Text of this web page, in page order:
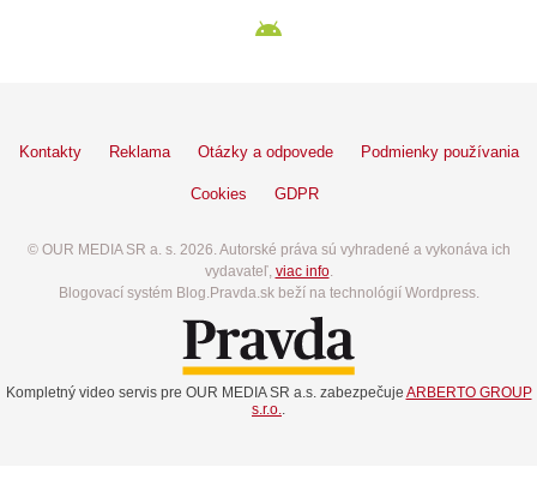
Kontakty Reklama Otázky a odpovede Podmienky používania
Cookies GDPR
© OUR MEDIA SR a. s. 2026. Autorské práva sú vyhradené a vykonáva ich
vydavateľ, viac info.
Blogovací systém Blog.Pravda.sk beží na technológií Wordpress.
Kompletný video servis pre OUR MEDIA SR a.s. zabezpečuje ARBERTO GROUP
s.r.o..